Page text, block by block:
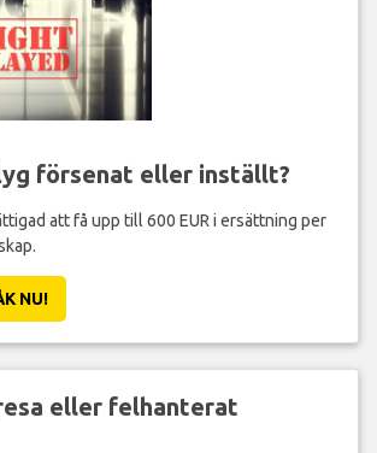
försenat eller inställt?
att få upp till 600 EUR i ersättning per
NU!
eller felhanterat